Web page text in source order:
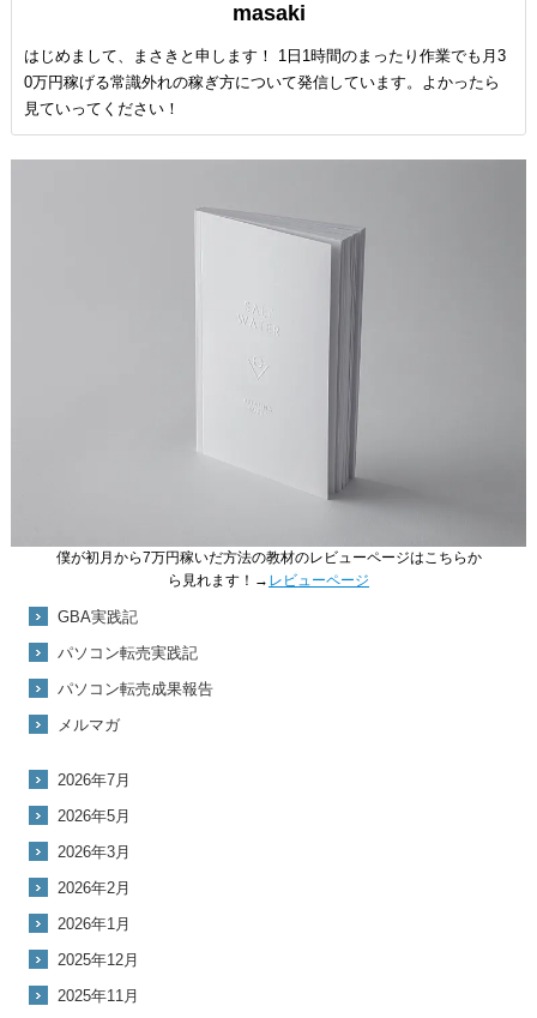
masaki
はじめまして、まさきと申します！ 1日1時間のまったり作業でも月3
0万円稼げる常識外れの稼ぎ方について発信しています。よかったら
見ていってください！
僕が初月から7万円稼いだ方法の教材のレビューページはこちらか
ら見れます！→ レビューページ
GBA実践記
パソコン転売実践記
パソコン転売成果報告
メルマガ
2026年7月
2026年5月
2026年3月
2026年2月
2026年1月
2025年12月
2025年11月